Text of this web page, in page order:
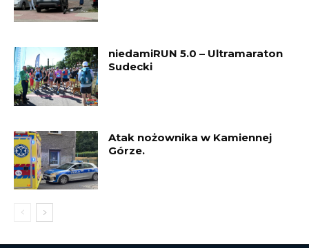
niedamiRUN 5.0 – Ultramaraton
Sudecki
Atak nożownika w Kamiennej
Górze.